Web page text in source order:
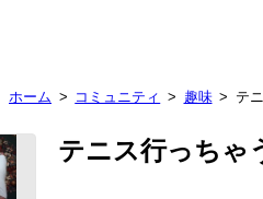
ホーム コミュニティ 趣味 テ
テニス行っちゃ